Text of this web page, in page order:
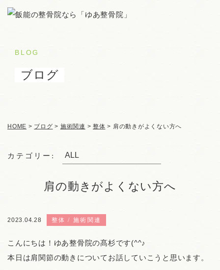
BLOG
ブログ
HOME > ブログ > 施術関連 > 整体 > 肩の動きがよくない方へ
カテゴリー:
肩の動きがよくない方へ
2023.04.28 整体 施術関連
こんにちは！ゆあ整骨院の髙杉です(^^♪
本日は肩関節の動きについてお話していこうと思います。